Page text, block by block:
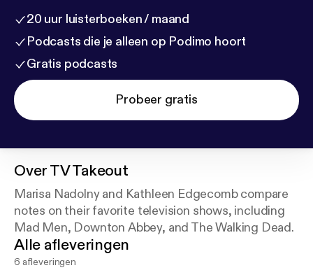
20 uur luisterboeken / maand
Podcasts die je alleen op Podimo hoort
Gratis podcasts
Probeer gratis
OverTV Takeout
Marisa Nadolny and Kathleen Edgecomb compare
notes on their favorite television shows, including
Mad Men, Downton Abbey, and The Walking Dead.
Alle afleveringen
6 afleveringen